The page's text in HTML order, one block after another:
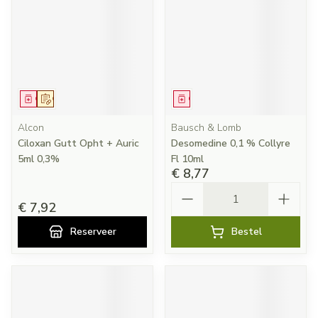
Op voorschrift
Geneesmiddel
Alcon
Ciloxan Gutt Opht + Auric
5ml 0,3%
€ 7,92
Reserveer
Geneesmiddel
Bausch & Lomb
Desomedine 0,1 % Collyre
Fl 10ml
€ 8,77
Bestel